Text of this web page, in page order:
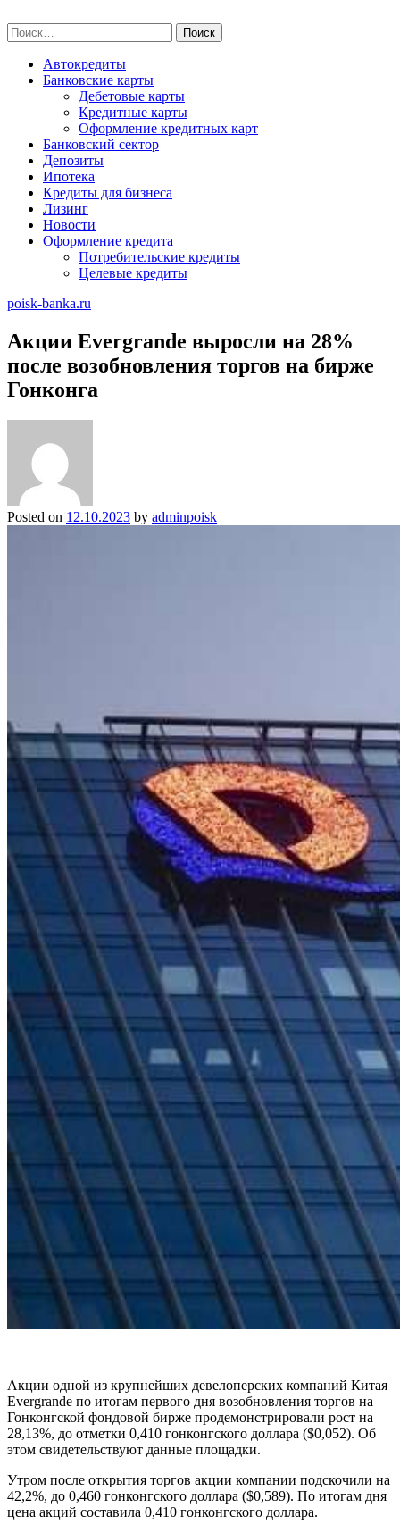
to
content
Найти:
Автокредиты
Банковские карты
Дебетовые карты
Кредитные карты
Оформление кредитных карт
Банковский сектор
Депозиты
Ипотека
Кредиты для бизнеса
Лизинг
Новости
Оформление кредита
Потребительские кредиты
Целевые кредиты
poisk-banka.ru
Акции Evergrande выросли на 28%
после возобновления торгов на бирже
Гонконга
Posted on 12.10.2023 by adminpoisk
Акции одной из крупнейших девелоперских компаний Китая
Evergrande по итогам первого дня возобновления торгов на
Гонконгской фондовой бирже продемонстрировали рост на
28,13%, до отметки 0,410 гонконгского доллара ($0,052). Об
этом свидетельствуют данные площадки.
Утром после открытия торгов акции компании подскочили на
42,2%, до 0,460 гонконгского доллара ($0,589). По итогам дня
цена акций составила 0,410 гонконгского доллара.